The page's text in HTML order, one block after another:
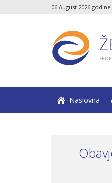
06 August 2026 godine
Naslovna